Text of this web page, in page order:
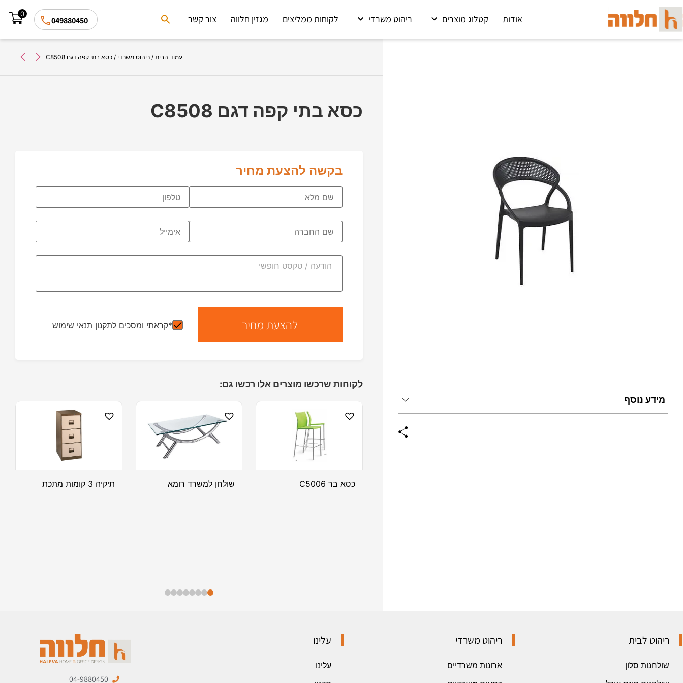
אודות קטלוג מוצרים ריהוט משרדי לקוחות ממליצים מגזין חלווה צור קשר
Search
for:
049880450
0
עמוד הבית / ריהוט משרדי / כסא בתי קפה דגם C8508
מידע נוסף
כסא בתי קפה דגם C8508
בקשה להצעת מחיר
*קראתי ומסכים לתקנון תנאי שימוש
לקוחות שרכשו מוצרים אלו רכשו גם:
כסא בר C5006 שולחן למשרד רומא תיקיה 3 קומות מתכת
ריהוט לבית
שולחנות סלון
ריהוט משרדי
ארונות משרדיים
עלינו
עלינו
04-9880450